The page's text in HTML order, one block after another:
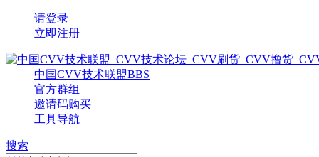
请登录
立即注册
中国CVV技术联盟BBS
官方群组
邀请码购买
工具导航
搜索